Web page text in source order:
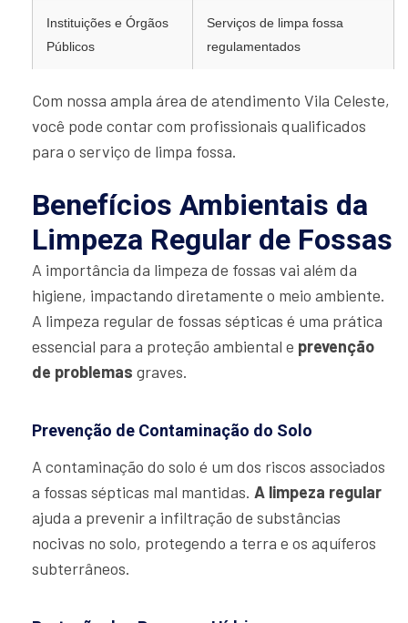
Instituições e Órgãos
Públicos
Serviços de limpa fossa
regulamentados
Com nossa ampla área de atendimento Vila Celeste,
você pode contar com profissionais qualificados
para o serviço de limpa fossa.
Benefícios Ambientais da
Limpeza Regular de Fossas
A importância da limpeza de fossas vai além da
higiene, impactando diretamente o meio ambiente.
A limpeza regular de fossas sépticas é uma prática
essencial para a proteção ambiental e prevenção
de problemas graves.
Prevenção de Contaminação do Solo
A contaminação do solo é um dos riscos associados
a fossas sépticas mal mantidas. A limpeza regular
ajuda a prevenir a infiltração de substâncias
nocivas no solo, protegendo a terra e os aquíferos
subterrâneos.